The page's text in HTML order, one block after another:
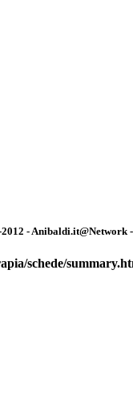
-
schede/